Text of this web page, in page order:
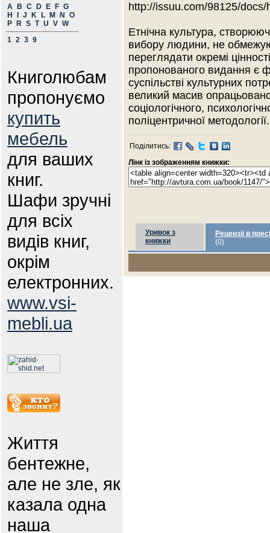
A
B C D E F G
H
J K L M N
O
P
R S T U V W
1 2 3 9
Книголюбам
пропонуємо
купить
мебель
для ваших
книг.
Шафи зручні
для всіх
видів книг,
окрім
електронних.
www.vsi-
mebli.ua
Життя
бентежне,
але не зле, як
казала одна
наша
http://issuu.com/98125/
Етнічна культура,
вибору людини, не
переглядати окремі
пропонованого видання є
суспільстві культурних
великий масив
соціологічного,
поліцентричної методології.
Поділитись:
Лінк із зображенням книжки:
Уривок з
книжки
Рецензії в пресі
(0)